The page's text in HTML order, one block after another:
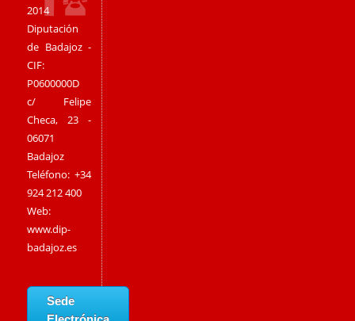
2014
Diputación
de Badajoz -
CIF:
P0600000D
c/ Felipe
Checa, 23 -
06071
Badajoz
Teléfono: +34
924 212 400
Web:
www.dip-
badajoz.es
Sede